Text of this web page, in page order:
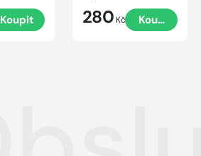
Koupit 280 Kč Koupit